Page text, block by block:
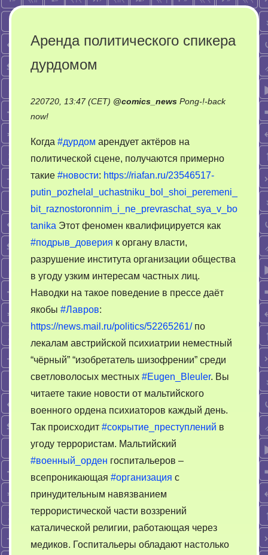
Аренда политического спикера
дурдомом
220720, 13:47 (CET) @comics_news Pong-!-back
now!on
политического
спикера
дурдомом
Когда #дурдом арендует актёров на
политической сцене, получаются примерно
такие #новости: https://riafan.ru/23546517-
putin_pozhelal_uchastniku_bol_shoi_peremeni_
bit_raznostoronnim_i_ne_prevraschat_sya_v_bo
tanika Этот феномен квалифицируется как
#подрыв_доверия к органу власти,
разрушение института организации общества
в угоду узким интересам частных лиц.
Наводки на такое поведение в прессе даёт
якобы #Лавров:
https://news.mail.ru/politics/52265261/по
лекалам австрийской психиатрии неместный
“чёрный” “изобретатель шизофрении” среди
светловолосых местных #Eugen_Bleuler. Вы
читаете такие новости от мальтийского
военного ордена психиаторов каждый день.
Так происходит #сокрытие_преступлений в
угоду террористам. Мальтийский
#военный_орден госпитальеров –
всепроникающая #организация с
принудительным навязванием
террористической части воззрений
каталической религии, работающая через
медиков. Госпитальеры обладают настолько